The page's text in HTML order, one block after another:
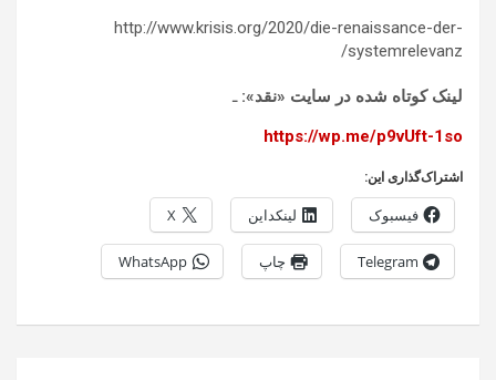
http://www.krisis.org/2020/die-renaissance-der-
systemrelevanz/
لینک کوتاه شده در سایت «نقد»:ـ
https://wp.me/p9vUft-1so
اشتراک‌گذاری این:
فیسبوک لینکداین X
Telegram چاپ WhatsApp